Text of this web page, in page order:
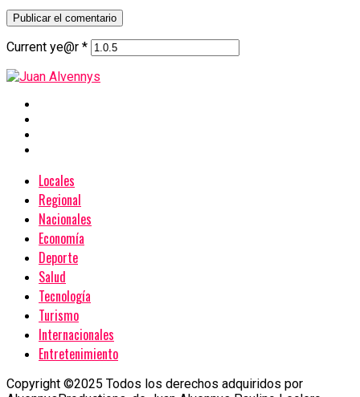
Current ye@r *
Locales
Regional
Nacionales
Economía
Deporte
Salud
Tecnología
Turismo
Internacionales
Entretenimiento
Copyright ©2025 Todos los derechos adquiridos por